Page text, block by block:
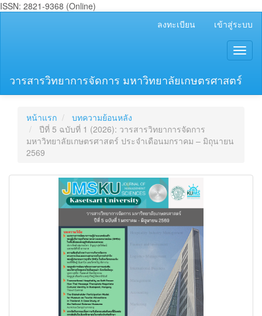
ISSN: 2821-9368 (Online)
##plugins.themes.bootstrap3.accessible_menu.main_content##
##plugins.themes.bootstrap3.accessible_menu.sidebar##
ลงทะเบียน เข้าสู่ระบบ
วารสารวิทยาการจัดการ มหาวิทยาลัยเกษตรศาสตร์
หน้าแรก
บทความย้อนหลัง
ปีที่ 5 ฉบับที่ 1 (2026): วารสารวิทยาการจัดการ
มหาวิทยาลัยเกษตรศาสตร์ ประจำเดือนมกราคม – มิถุนายน
2569